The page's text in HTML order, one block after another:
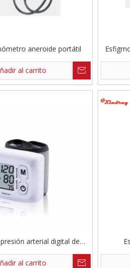
aneroide portátil
al carrito
arterial digital de
muñeca
al carrito